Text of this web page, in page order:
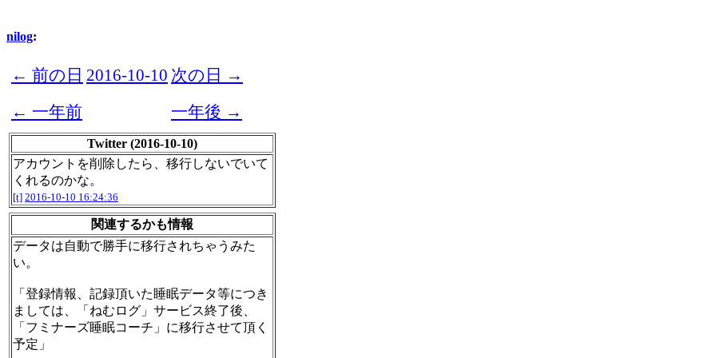
nilog:
← 前の日 2016-10-10 次の日 →
← 一年前
一年後 →
Twitter (2016-10-10)
アカウントを削除したら、移行しないでいて
くれるのかな。
[t] 2016-10-10 16:24:36
関連するかも情報
データは自動で勝手に移行されちゃうみた
い。
「登録情報、記録頂いた睡眠データ等につき
ましては、「ねむログ」サービス終了後、
「フミナーズ睡眠コーチ」に移行させて頂く
予定」